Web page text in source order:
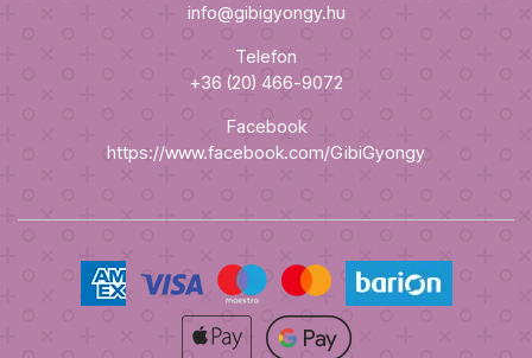
info@gibigyongy.hu
Telefon
+36 (20) 466-9072
Facebook
https://www.facebook.com/GibiGyongy